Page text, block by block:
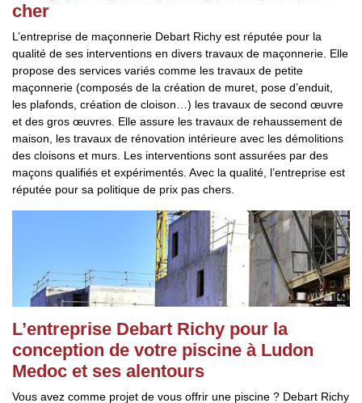
cher
L’entreprise de maçonnerie Debart Richy est réputée pour la
qualité de ses interventions en divers travaux de maçonnerie. Elle
propose des services variés comme les travaux de petite
maçonnerie (composés de la création de muret, pose d’enduit,
les plafonds, création de cloison…) les travaux de second œuvre
et des gros œuvres. Elle assure les travaux de rehaussement de
maison, les travaux de rénovation intérieure avec les démolitions
des cloisons et murs. Les interventions sont assurées par des
maçons qualifiés et expérimentés. Avec la qualité, l’entreprise est
réputée pour sa politique de prix pas chers.
L’entreprise Debart Richy pour la
conception de votre piscine à Ludon
Medoc et ses alentours
Vous avez comme projet de vous offrir une piscine ? Debart Richy